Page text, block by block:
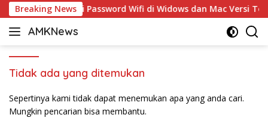
Langsung
ke
konten
Breaking News
5 Cara Ganti Password Wifi di Widows dan Mac Versi
AMKNews
Satu
Informasi
Tidak ada yang ditemukan
Sepertinya kami tidak dapat menemukan apa yang anda cari.
Mungkin pencarian bisa membantu.